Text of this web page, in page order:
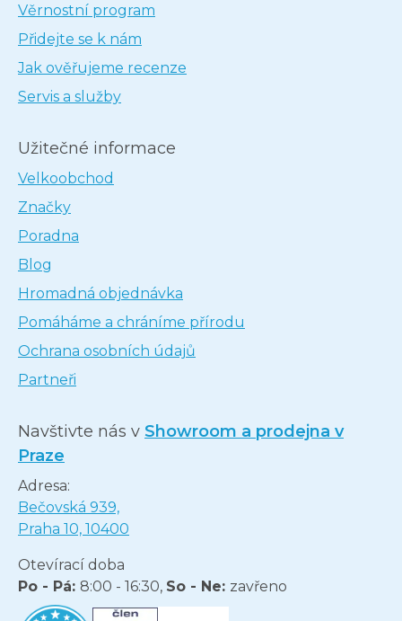
Věrnostní program
Přidejte se k nám
Jak ověřujeme recenze
Servis a služby
Užitečné informace
Velkoobchod
Značky
Poradna
Blog
Hromadná objednávka
Pomáháme a chráníme přírodu
Ochrana osobních údajů
Partneři
Navštivte nás v Showroom a prodejna v
Praze
Adresa:
Bečovská 939,
Praha 10, 10400
Otevírací doba
Po - Pá: 8:00 - 16:30, So - Ne: zavřeno